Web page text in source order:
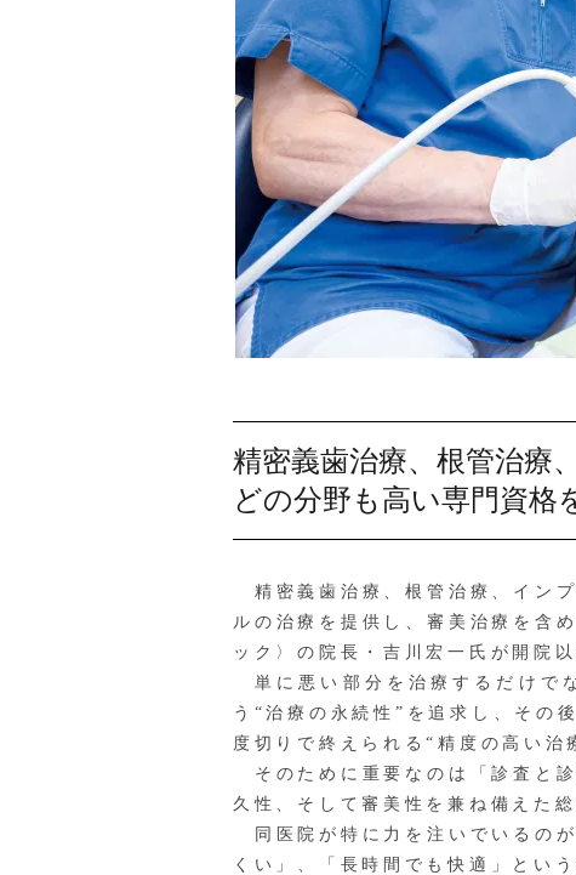
精密義歯治療、根管治療
どの分野も高い専門資格
精密義歯治療、根管治療、イン
ルの治療を提供し、審美治療を含
ック〉の院長・吉川宏一氏が開院
単に悪い部分を治療するだけで
う“治療の永続性”を追求し、その
度切りで終えられる“精度の高い治
そのために重要なのは「診査と
久性、そして審美性を兼ね備えた
同医院が特に力を注いでいるの
くい」、「長時間でも快適」とい